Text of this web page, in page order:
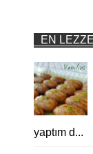
EN
yaptım d...